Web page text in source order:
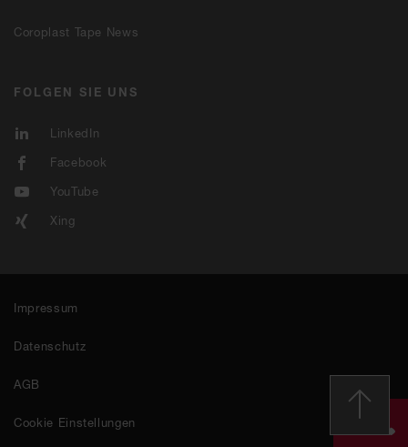
Coroplast Tape News
FOLGEN SIE UNS
LinkedIn
Facebook
YouTube
Xing
Impressum
Datenschutz
AGB
Cookie Einstellungen